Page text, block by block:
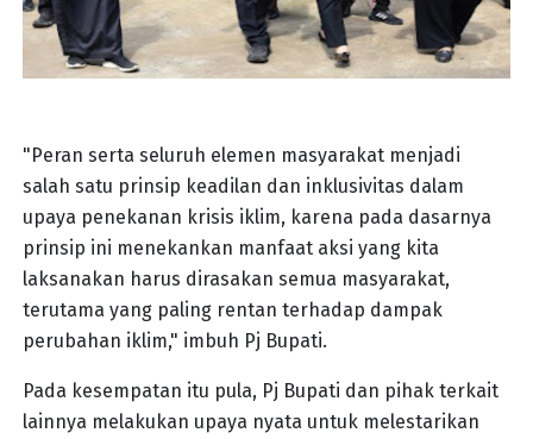
"Peran serta seluruh elemen masyarakat menjadi
salah satu prinsip keadilan dan inklusivitas dalam
upaya penekanan krisis iklim, karena pada dasarnya
prinsip ini menekankan manfaat aksi yang kita
laksanakan harus dirasakan semua masyarakat,
terutama yang paling rentan terhadap dampak
perubahan iklim," imbuh Pj Bupati.
Pada kesempatan itu pula, Pj Bupati dan pihak terkait
lainnya melakukan upaya nyata untuk melestarikan